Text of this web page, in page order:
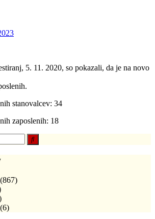
5. 11. 2020, so pokazali, da je na novo
stanovalcev: 34
zaposlenih: 18
(867)
(6)